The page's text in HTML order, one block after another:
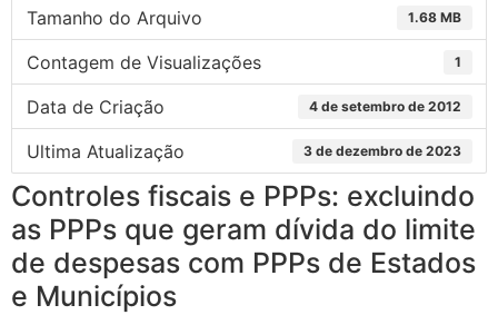
Tamanho do Arquivo 1.68 MB
Contagem de Visualizações 1
Data de Criação 4 de setembro de 2012
Ultima Atualização 3 de dezembro de 2023
Controles fiscais e PPPs: excluindo
as PPPs que geram dívida do limite
de despesas com PPPs de Estados
e Municípios